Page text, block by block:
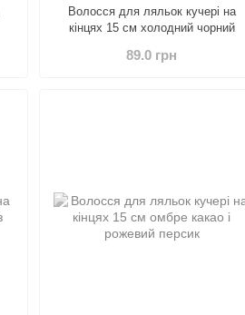
Волосся для ляльок кучері на
кінцях 15 см холодний чорний
89.0 грн